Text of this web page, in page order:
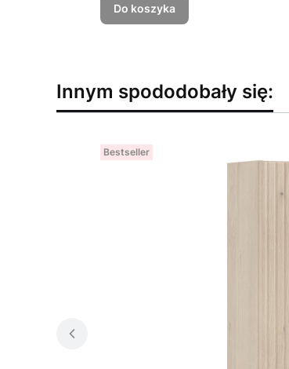
Do koszyka
Innym spododobały się:
Bestseller